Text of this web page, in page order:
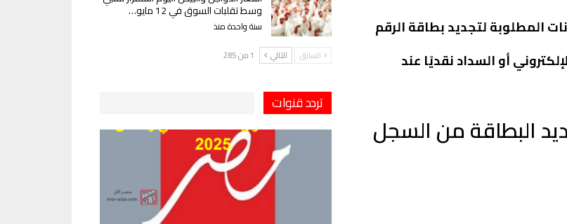
المطلوبة لتجديد بطاقة الرقم
أو السداد نقديًا عند
البطاقة من السجل
وسط تقلبات السوق في 12 مايو…
سنة واحدة منذ
السابق التالي 1 من 285
تردد قنوات